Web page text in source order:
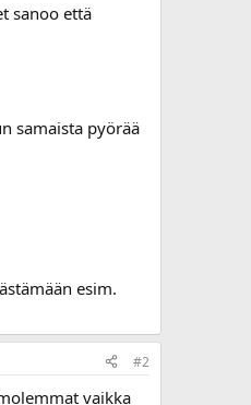
sanoo että
samaista pyörää
esim.
#2
vaikka